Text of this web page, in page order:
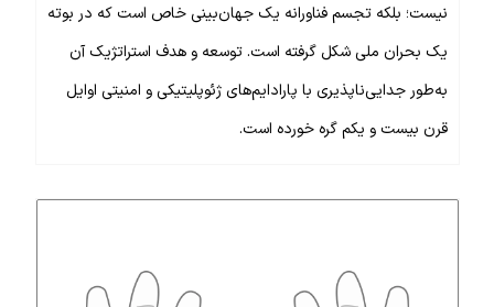
نیست؛ بلکه تجسم فناورانه یک جهان‌بینی خاص است که در بوته
یک بحران ملی شکل گرفته است. توسعه و هدف استراتژیک آن
به‌طور جدایی‌ناپذیری با پارادایم‌های ژئوپلیتیکی و امنیتی اوایل
قرن بیست و یکم گره خورده است.